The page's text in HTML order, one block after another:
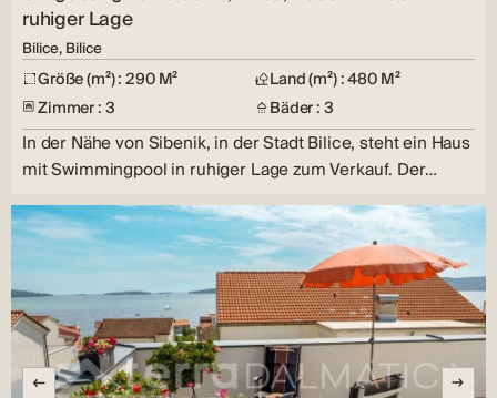
ruhiger Lage
Bilice, Bilice
Größe (m²) : 290 M²
Land (m²) : 480 M²
Zimmer : 3
Bäder : 3
In der Nähe von Sibenik, in der Stadt Bilice, steht ein Haus
mit Swimmingpool in ruhiger Lage zum Verkauf. Der…